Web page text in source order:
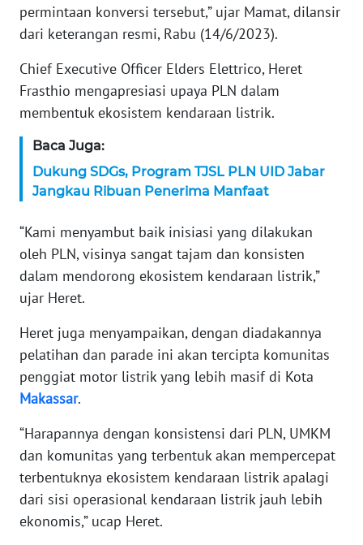
permintaan konversi tersebut,” ujar Mamat, dilansir
dari keterangan resmi, Rabu (14/6/2023).
Chief Executive Officer Elders Elettrico, Heret
Frasthio mengapresiasi upaya PLN dalam
membentuk ekosistem kendaraan listrik.
Baca Juga:
Dukung SDGs, Program TJSL PLN UID Jabar
Jangkau Ribuan Penerima Manfaat
“Kami menyambut baik inisiasi yang dilakukan
oleh PLN, visinya sangat tajam dan konsisten
dalam mendorong ekosistem kendaraan listrik,”
ujar Heret.
Heret juga menyampaikan, dengan diadakannya
pelatihan dan parade ini akan tercipta komunitas
penggiat motor listrik yang lebih masif di Kota
Makassar.
“Harapannya dengan konsistensi dari PLN, UMKM
dan komunitas yang terbentuk akan mempercepat
terbentuknya ekosistem kendaraan listrik apalagi
dari sisi operasional kendaraan listrik jauh lebih
ekonomis,” ucap Heret.
WN
PAPUA
WN
RIAU
SERAMBI
JAMBI
WN
SULTRA
WN
NTB
WN
WN
SULBAR
WN